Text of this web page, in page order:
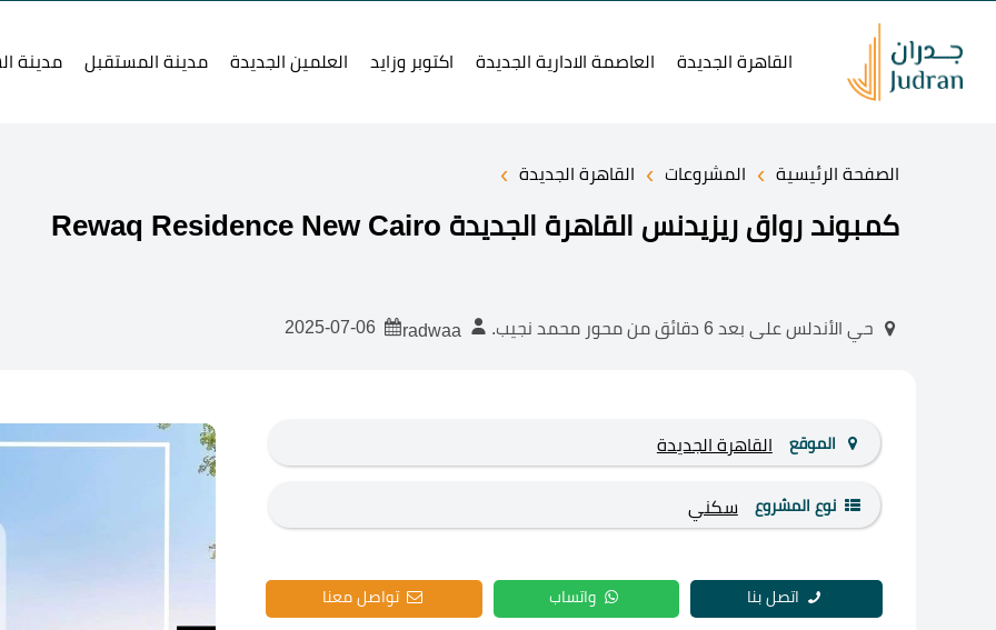
القاهرة الجديدة العاصمة الادارية الجديدة اكتوبر وزايد العلمين الجديدة مدينة المستقبل مدينة
الصفحة الرئيسية › المشروعات › القاهرة الجديدة ›
كمبوند رواق ريزيدنس القاهرة الجديدة Rewaq Residence New Cairo
حي الأندلس على بعد 6 دقائق من محور محمد نجيب.
الموقع القاهرة الجديدة
نوع المشروع سكني
اتصل بنا واتساب تواصل معنا